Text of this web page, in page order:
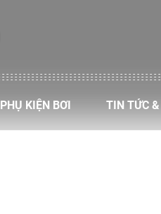
PHỤ KIỆN BƠI TIN TỨC